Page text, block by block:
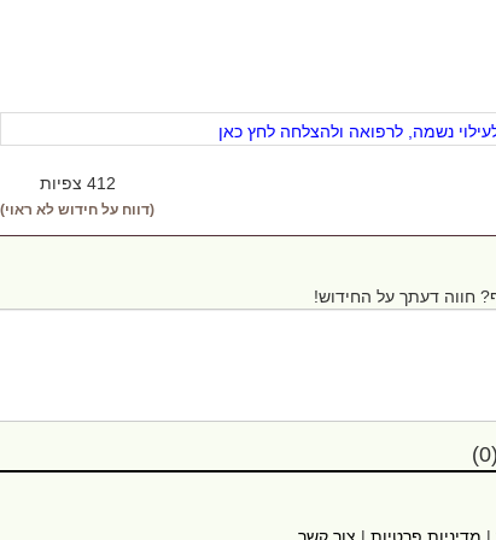
נשמה, לרפואה ולהצלחה לחץ כאן
412 צפיות
(דווח על חידוש לא ראוי)
חווה דעתך על החידוש!
| מדיניות פרטיות | צור קשר